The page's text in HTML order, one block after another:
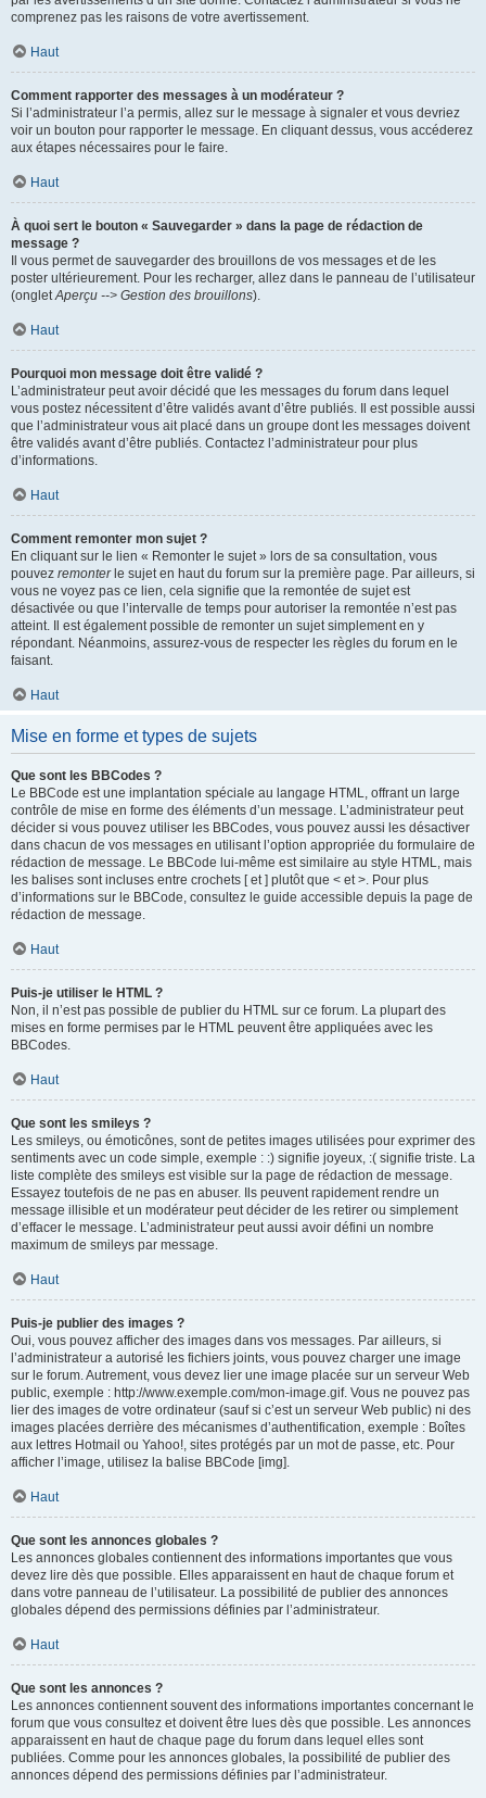
comprenez pas les raisons de votre avertissement.
Haut
Comment rapporter des messages à un modérateur ?
Si l’administrateur l’a permis, allez sur le message à signaler et vous devriez
voir un bouton pour rapporter le message. En cliquant dessus, vous accéderez
aux étapes nécessaires pour le faire.
Haut
À quoi sert le bouton « Sauvegarder » dans la page de rédaction de
message ?
Il vous permet de sauvegarder des brouillons de vos messages et de les
poster ultérieurement. Pour les recharger, allez dans le panneau de l’utilisateur
(ongletAperçu --> Gestion des brouillons).
Haut
Pourquoi mon message doit être validé ?
L’administrateur peut avoir décidé que les messages du forum dans lequel
vous postez nécessitent d’être validés avant d’être publiés. Il est possible aussi
que l’administrateur vous ait placé dans un groupe dont les messages doivent
être validés avant d’être publiés. Contactez l’administrateur pour plus
d’informations.
Haut
Comment remonter mon sujet ?
En cliquant sur le lien « Remonter le sujet » lors de sa consultation, vous
pouvez remonterle sujet en haut du forum sur la première page. Par ailleurs, si
vous ne voyez pas ce lien, cela signifie que la remontée de sujet est
désactivée ou que l’intervalle de temps pour autoriser la remontée n’est pas
atteint. Il est également possible de remonter un sujet simplement en y
répondant. Néanmoins, assurez-vous de respecter les règles du forum en le
faisant.
Haut
Mise en forme et types de sujets
Que sont les BBCodes ?
Le BBCode est une implantation spéciale au langage HTML, offrant un large
contrôle de mise en forme des éléments d’un message. L’administrateur peut
décider si vous pouvez utiliser les BBCodes, vous pouvez aussi les désactiver
dans chacun de vos messages en utilisant l’option appropriée du formulaire de
rédaction de message. Le BBCode lui-même est similaire au style HTML, mais
les balises sont incluses entre crochets [ et ] plutôt que < et >. Pour plus
d’informations sur le BBCode, consultez le guide accessible depuis la page de
rédaction de message.
Haut
Puis-je utiliser le HTML ?
Non, il n’est pas possible de publier du HTML sur ce forum. La plupart des
mises en forme permises par le HTML peuvent être appliquées avec les
BBCodes.
Haut
Que sont les smileys ?
Les smileys, ou émoticônes, sont de petites images utilisées pour exprimer des
sentiments avec un code simple, exemple : :) signifie joyeux, :( signifie triste. La
liste complète des smileys est visible sur la page de rédaction de message.
Essayez toutefois de ne pas en abuser. Ils peuvent rapidement rendre un
message illisible et un modérateur peut décider de les retirer ou simplement
d’effacer le message. L’administrateur peut aussi avoir défini un nombre
maximum de smileys par message.
Haut
Puis-je publier des images ?
Oui, vous pouvez afficher des images dans vos messages. Par ailleurs, si
l’administrateur a autorisé les fichiers joints, vous pouvez charger une image
sur le forum. Autrement, vous devez lier une image placée sur un serveur Web
public, exemple : http://www.exemple.com/mon-image.gif. Vous ne pouvez pas
lier des images de votre ordinateur (sauf si c’est un serveur Web public) ni des
images placées derrière des mécanismes d’authentification, exemple : Boîtes
aux lettres Hotmail ou Yahoo!, sites protégés par un mot de passe, etc. Pour
afficher l’image, utilisez la balise BBCode [img].
Haut
Que sont les annonces globales ?
Les annonces globales contiennent des informations importantes que vous
devez lire dès que possible. Elles apparaissent en haut de chaque forum et
dans votre panneau de l’utilisateur. La possibilité de publier des annonces
globales dépend des permissions définies par l’administrateur.
Haut
Que sont les annonces ?
Les annonces contiennent souvent des informations importantes concernant le
forum que vous consultez et doivent être lues dès que possible. Les annonces
apparaissent en haut de chaque page du forum dans lequel elles sont
publiées. Comme pour les annonces globales, la possibilité de publier des
annonces dépend des permissions définies par l’administrateur.